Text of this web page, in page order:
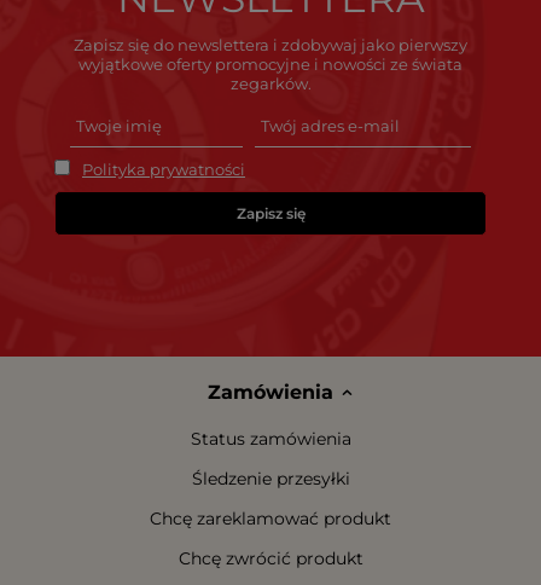
Zapisz się do newslettera i zdobywaj jako pierwszy
wyjątkowe oferty promocyjne i nowości ze świata
zegarków.
Polityka prywatności
Zapisz się
Zamówienia
Status zamówienia
Śledzenie przesyłki
Chcę zareklamować produkt
Chcę zwrócić produkt